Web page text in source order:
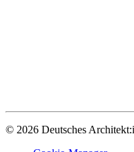
© 2026 Deutsches